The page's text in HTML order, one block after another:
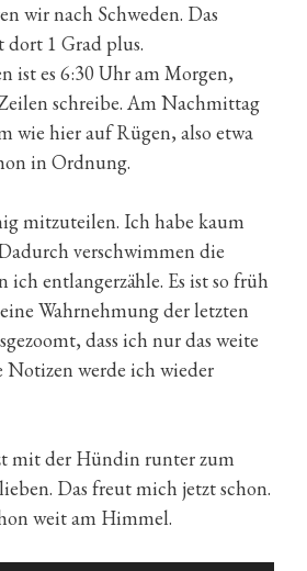
wir nach Schweden. Das
1 Grad plus.
ist es 6:30 Uhr am Morgen,
schreibe. Am Nachmittag
wie hier auf Rügen, also etwa
in Ordnung.
mitzuteilen. Ich habe kaum
verschwimmen die
ich entlangerzähle. Es ist so früh
Wahrnehmung der letzten
dass ich nur das weite
werde ich wieder
mit der Hündin runter zum
Das freut mich jetzt schon.
weit am Himmel.